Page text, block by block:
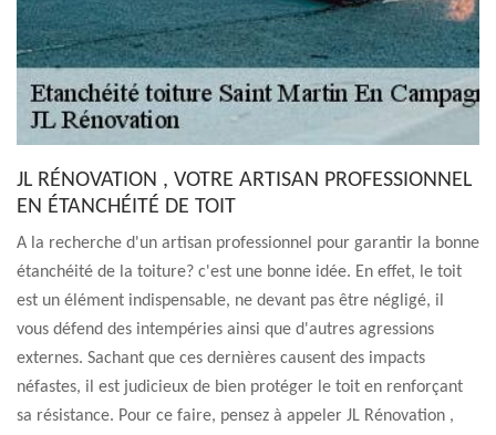
JL RÉNOVATION , VOTRE ARTISAN PROFESSIONNEL
EN ÉTANCHÉITÉ DE TOIT
A la recherche d'un artisan professionnel pour garantir la bonne
étanchéité de la toiture? c'est une bonne idée. En effet, le toit
est un élément indispensable, ne devant pas être négligé, il
vous défend des intempéries ainsi que d'autres agressions
externes. Sachant que ces dernières causent des impacts
néfastes, il est judicieux de bien protéger le toit en renforçant
sa résistance. Pour ce faire, pensez à appeler JL Rénovation ,